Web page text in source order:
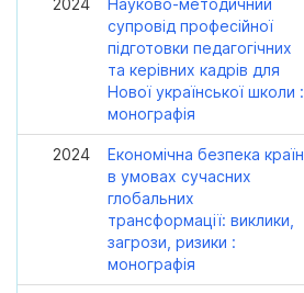
2024
Науково-методичний
супровід професійної
підготовки педагогічних
та керівних кадрів для
Нової української школи :
монографія
2024
Економічна безпека країн
в умовах сучасних
глобальних
трансформації: виклики,
загрози, ризики :
монографія